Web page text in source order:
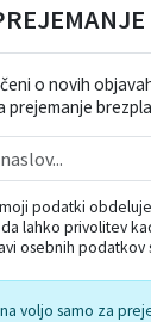
V
avgust 2026
sr če pe
o novih
prejemanje
podatki
lahko privolitev
osebnih
voljo samo za